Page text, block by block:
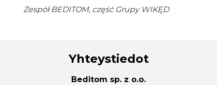
Zespół BEDITOM, część Grupy WIKĘD
Yhteystiedot
Beditom sp. z o.o.